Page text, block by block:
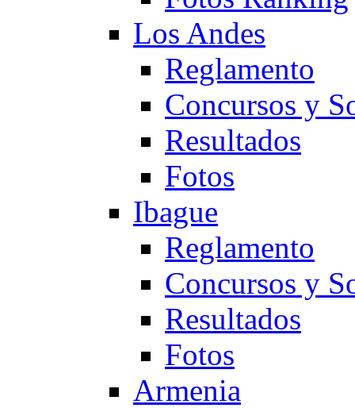
Los Andes
Reglamento
Concursos y
Resultados
Fotos
Ibague
Reglamento
Concursos y
Resultados
Fotos
Armenia